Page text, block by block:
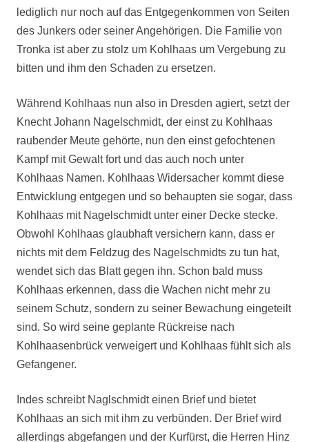
lediglich nur noch auf das Entgegenkommen von Seiten
des Junkers oder seiner Angehörigen. Die Familie von
Tronka ist aber zu stolz um Kohlhaas um Vergebung zu
bitten und ihm den Schaden zu ersetzen.
Während Kohlhaas nun also in Dresden agiert, setzt der
Knecht Johann Nagelschmidt, der einst zu Kohlhaas
raubender Meute gehörte, nun den einst gefochtenen
Kampf mit Gewalt fort und das auch noch unter
Kohlhaas Namen. Kohlhaas Widersacher kommt diese
Entwicklung entgegen und so behaupten sie sogar, dass
Kohlhaas mit Nagelschmidt unter einer Decke stecke.
Obwohl Kohlhaas glaubhaft versichern kann, dass er
nichts mit dem Feldzug des Nagelschmidts zu tun hat,
wendet sich das Blatt gegen ihn. Schon bald muss
Kohlhaas erkennen, dass die Wachen nicht mehr zu
seinem Schutz, sondern zu seiner Bewachung eingeteilt
sind. So wird seine geplante Rückreise nach
Kohlhaasenbrück verweigert und Kohlhaas fühlt sich als
Gefangener.
Indes schreibt Naglschmidt einen Brief und bietet
Kohlhaas an sich mit ihm zu verbünden. Der Brief wird
allerdings abgefangen und der Kurfürst, die Herren Hinz